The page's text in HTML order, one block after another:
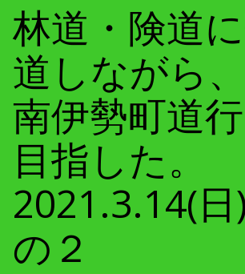
林道・険道
道しながら
南伊勢町道
目指した。
2021.3.14(
の２